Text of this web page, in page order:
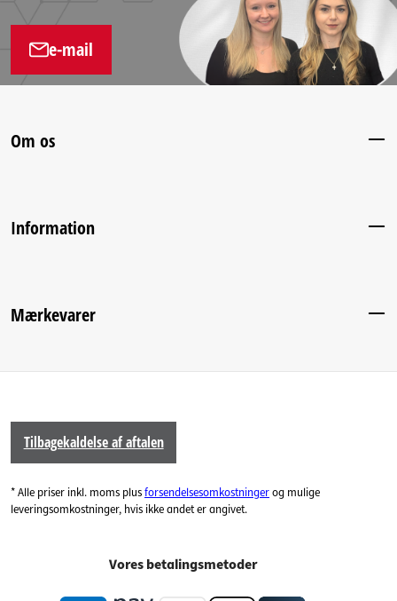
e-mail
Om os
Information
Mærkevarer
Tilbagekaldelse af aftalen
* Alle priser inkl. moms plusforsendelsesomkostningerog mulige
leveringsomkostninger, hvis ikke andet er angivet.
Vores betalingsmetoder